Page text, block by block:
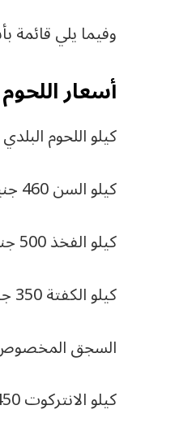
وفيما يلي قائمة
أسعار اللحوم
كيلو اللحوم البلدي 450 جنيهًا
كيلو السن 460 جنيها
كيلو الفخذ 500 جنيه.
كيلو الكفتة 350 جنيها.
السجق المخصوص 375
كيلو الانتركوت 450 جنيه.